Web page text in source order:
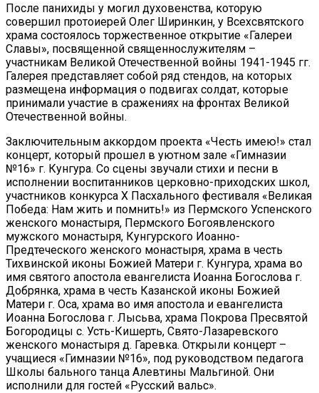
После панихиды у могил духовенства, которую
совершил протоиерей Олег Ширинкин, у Всехсвятского
храма состоялось торжественное открытие «Галереи
Славы», посвященной священнослужителям –
участникам Великой Отечественной войны 1941-1945 гг.
Галерея представляет собой ряд стендов, на которых
размещена информация о подвигах солдат, которые
принимали участие в сражениях на фронтах Великой
Отечественной войны.
Заключительным аккордом проекта «Честь имею!» стал
концерт, который прошел в уютном зале «Гимназии
№16» г. Кунгура. Со сцены звучали стихи и песни в
исполнении воспитанников церковно-приходских школ,
участников конкурса X Пасхального фестиваля «Великая
Победа: Нам жить и помнить!» из Пермского Успенского
женского монастыря, Пермского Богоявленского
мужского монастыря, Кунгурского Иоанно-
Предтеческого женского монастыря, храма в честь
Тихвинской иконы Божией Матери г. Кунгура, храма во
имя святого апостола евангелиста Иоанна Богослова г.
Добрянка, храма в честь Казанской иконы Божией
Матери г. Оса, храма во имя апостола и евангелиста
Иоанна Богослова г. Лысьва, храма Покрова Пресвятой
Богородицы с. Усть-Кишерть, Свято-Лазаревского
женского монастыря д. Гаревка. Открыли концерт –
учащиеся «Гимназии №16», под руководством педагога
Школы бального танца Алевтины Мальгиной. Они
исполнили для гостей «Русский вальс».